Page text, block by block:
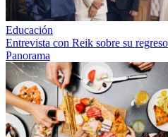
Educación
Entrevista con Reik sobre su
Panorama